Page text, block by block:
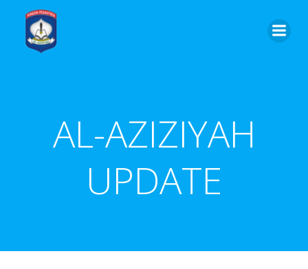
AL-AZIZIYAH
UPDATE